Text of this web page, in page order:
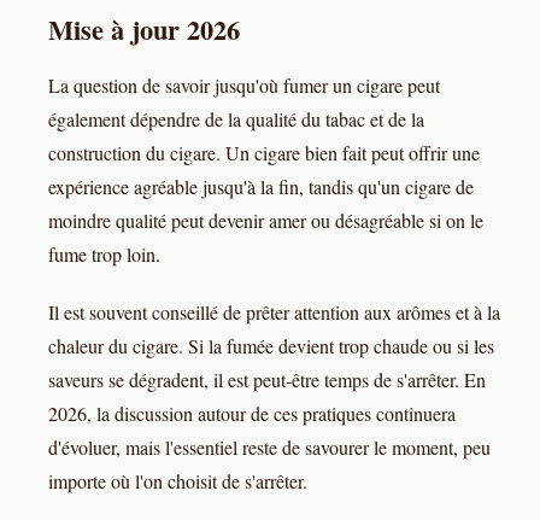
Mise à jour 2026
La question de savoir jusqu'où fumer un cigare peut
également dépendre de la qualité du tabac et de la
construction du cigare. Un cigare bien fait peut offrir une
expérience agréable jusqu'à la fin, tandis qu'un cigare de
moindre qualité peut devenir amer ou désagréable si on le
fume trop loin.
Il est souvent conseillé de prêter attention aux arômes et à la
chaleur du cigare. Si la fumée devient trop chaude ou si les
saveurs se dégradent, il est peut-être temps de s'arrêter. En
2026, la discussion autour de ces pratiques continuera
d'évoluer, mais l'essentiel reste de savourer le moment, peu
importe où l'on choisit de s'arrêter.